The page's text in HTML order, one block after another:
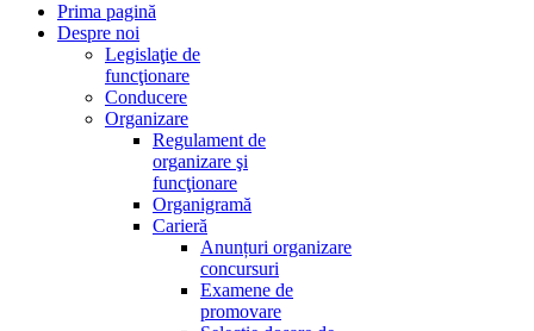
Prima pagină
Despre noi
Legislaţie de
funcţionare
Conducere
Organizare
Regulament de
organizare şi
funcţionare
Organigramă
Carieră
Anunțuri organizare
concursuri
Examene de
promovare